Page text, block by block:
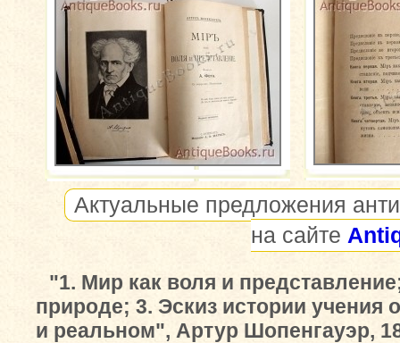
Актуальные предложения
на сайте
"1. Мир как воля и
природе; 3. Эскиз истории учения
и реальном", Артур Шопенгауэр,